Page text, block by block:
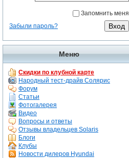
Запомнить меня
Забыли пароль?
Меню
Скидки по клубной карте
Народный тест-драйв Солярис
Форум
Статьи
Фотогалерея
Видео
Вопросы и ответы
Отзывы владельцев Solaris
Блоги
Клубы
Новости дилеров Hyundai